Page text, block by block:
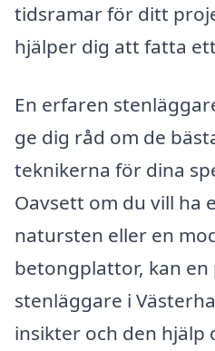
tidsramar för ditt
hjälper dig att fatta
En erfaren
ge dig råd om de
teknikerna för dina
Oavsett om du vill ha
natursten eller en
betongplattor, kan en
stenläggare i
insikter och den hjälp